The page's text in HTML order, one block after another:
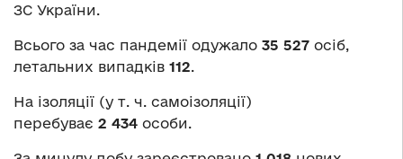
ЗС України.
Всього за час пандемії одужало 35 527 осіб,
летальних випадків 112.
На ізоляції (у т. ч. самоізоляції)
перебуває 2 434 особи.